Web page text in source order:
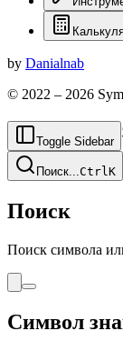
by Danialnab
© 2022 – 2026
Toggle Sidebar
Поиск...CtrlK
Поиск
Поиск символа
Символ